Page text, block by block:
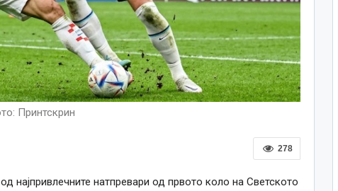
Принтскрин
278
најпривлечните натпревари од првото коло на Светското